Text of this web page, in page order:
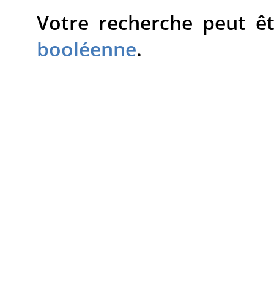
Votre recherche peut
booléenne.